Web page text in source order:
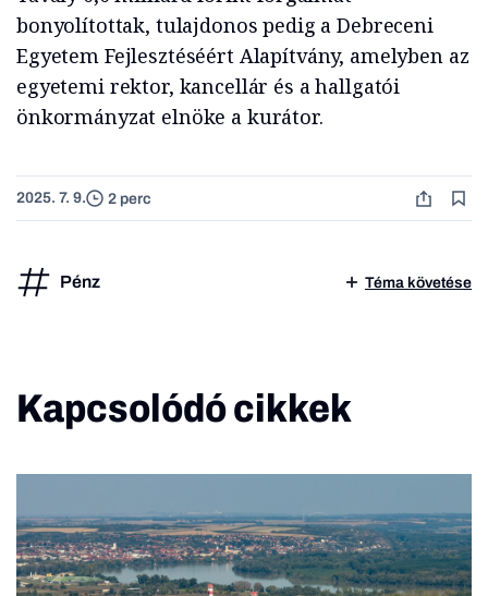
bonyolítottak, tulajdonos pedig a Debreceni
Egyetem Fejlesztéséért Alapítvány, amelyben az
egyetemi rektor, kancellár és a hallgatói
önkormányzat elnöke a kurátor.
2025. 7. 9. 2 perc
Pénz Téma követése
Kapcsolódó cikkek